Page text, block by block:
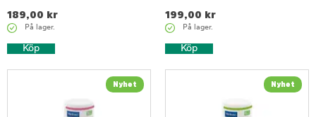
189,00 kr
På lager.
Köp
199,00 kr
På lager.
Köp